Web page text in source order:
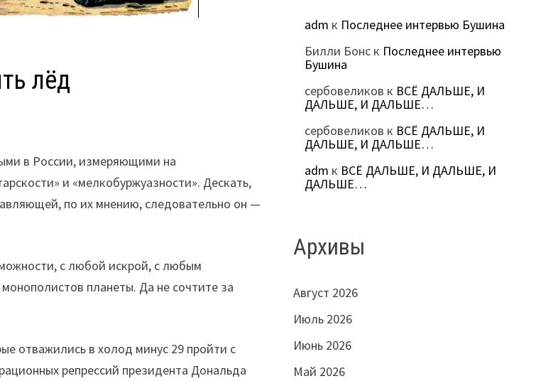
лёд
в России, измеряющими на
и «мелкобуржуазности». Дескать,
по их мнению, следовательно он —
с любой искрой, с любым
планеты. Да не сочтите за
отважились в холод минус 29 пройти с
репрессий президента Дональда
adm к Последнее интервью Бушина
Билли Бонск Последнее интервью
Бушина
сербовеликов к ВСЁ ДАЛЬШЕ, И
ДАЛЬШЕ, И ДАЛЬШЕ…
сербовеликов к ВСЁ ДАЛЬШЕ, И
ДАЛЬШЕ, И ДАЛЬШЕ…
adm к ВСЁ ДАЛЬШЕ, И ДАЛЬШЕ, И
ДАЛЬШЕ…
Архивы
Август 2026
Июль 2026
Июнь 2026
Май 2026